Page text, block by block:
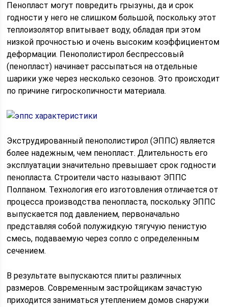
Пенопласт могут повредить грызуны, да и срок
годности у него не слишком большой, поскольку этот
теплоизолятор впитывает воду, обладая при этом
низкой прочностью и очень высоким коэффициентом
деформации. Пенополистирол беспрессовый
(пенопласт) начинает рассыпаться на отдельные
шарики уже через несколько сезонов. Это происходит
по причине гигроскопичности материала.
Экструдированный пенополистирол (ЭППС) является
более надежным, чем пенопласт. Длительность его
эксплуатации значительно превышает срок годности
пенопласта. Строители часто называют ЭППС
Полпаном. Технология его изготовления отличается от
процесса производства пенопласта, поскольку ЭППС
выпускается под давлением, первоначально
представляя собой полужидкую тягучую пенистую
смесь, подаваемую через сопло с определенным
сечением.
В результате выпускаются плиты различных
размеров. Современным застройщикам зачастую
приходится заниматься утеплением домов снаружи